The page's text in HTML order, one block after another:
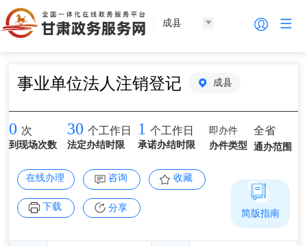
成县
事业单位法人注销登记 成县
0 次
到现场次数
30 个工作日
法定办结时限
1 个工作日
承诺办结时限
即办件
办件类型
全省
通办范围
在线办理 咨询 收藏
下载 分享 简版指南